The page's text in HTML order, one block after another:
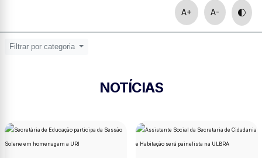
A+ A-
Filtrar por categoria
NOTÍCIAS